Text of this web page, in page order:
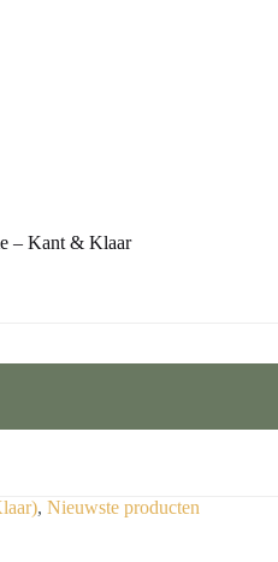
– Kant & Klaar
, Nieuwste producten